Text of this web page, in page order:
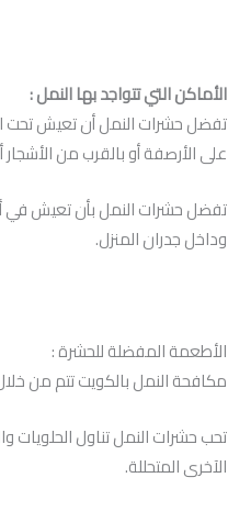
الأماكن التي تتواجد بها النمل :
تفضل حشرات النمل أن تعيش تحت
على الأرصفة أو بالقرب من الأشجار
تفضل حشرات النمل بأن تعيش في
وداخل جدران المنزل.
الأطعمة المفضلة للحشرة :
مكافحة النمل بالكويت تتم من
تحب حشرات النمل تناول الحلويات
الآخرى المتحللة.